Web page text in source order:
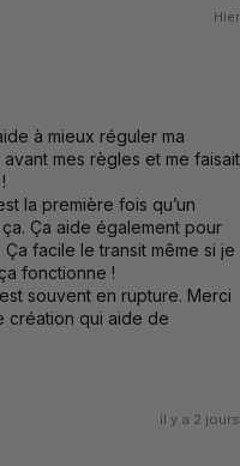
Hier
à mieux réguler ma
mes règles et me faisait
la première fois qu’un
Ça aide également pour
facile le transit même si je
fonctionne !
souvent en rupture. Merci
création qui aide de
il y a 2 jours